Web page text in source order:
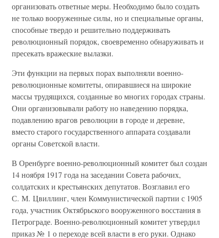
организовать ответные меры. Необходимо было создать
не только вооруженные силы, но и специальные органы,
способные твердо и решительно поддерживать
революционный порядок, своевременно обнаруживать и
пресекать вражеские вылазки.
Эти функции на первых порах выполняли военно-
революционные комитеты, опиравшиеся на широкие
массы трудящихся, созданные во многих городах страны.
Они организовывали работу но наведению порядка,
подавлению врагов революции в городе и деревне,
вместо старого государственного аппарата создавали
органы Советской власти.
В Оренбурге военно-революционный комитет был создан
14 ноября 1917 года на заседании Совета рабочих,
солдатских и крестьянских депутатов. Возглавил его
С. М. Цвиллинг, член Коммунистической партии с 1905
года, участник Октябрьского вооруженного восстания в
Петрограде. Военно-революционный комитет утвердил
приказ № 1 о переходе всей власти в его руки. Однако